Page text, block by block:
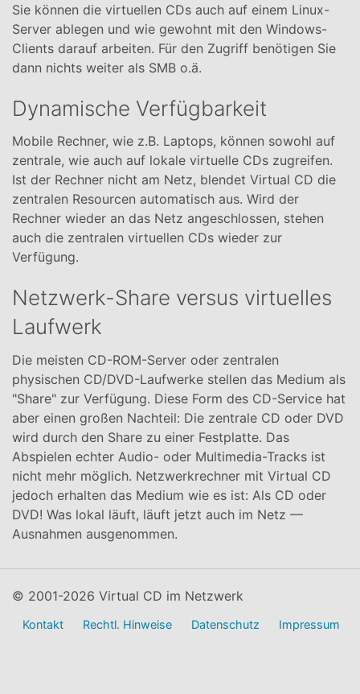
Sie können die virtuellen CDs auch auf einem Linux-
Server ablegen und wie gewohnt mit den Windows-
Clients darauf arbeiten. Für den Zugriff benötigen Sie
dann nichts weiter als SMB o.ä.
Dynamische Verfügbarkeit
Mobile Rechner, wie z.B. Laptops, können sowohl auf
zentrale, wie auch auf lokale virtuelle CDs zugreifen.
Ist der Rechner nicht am Netz, blendet Virtual CD die
zentralen Resourcen automatisch aus. Wird der
Rechner wieder an das Netz angeschlossen, stehen
auch die zentralen virtuellen CDs wieder zur
Verfügung.
Netzwerk-Share versus virtuelles
Laufwerk
Die meisten CD-ROM-Server oder zentralen
physischen CD/DVD-Laufwerke stellen das Medium als
"Share" zur Verfügung. Diese Form des CD-Service hat
aber einen großen Nachteil: Die zentrale CD oder DVD
wird durch den Share zu einer Festplatte. Das
Abspielen echter Audio- oder Multimedia-Tracks ist
nicht mehr möglich. Netzwerkrechner mit Virtual CD
jedoch erhalten das Medium wie es ist: Als CD oder
DVD! Was lokal läuft, läuft jetzt auch im Netz —
Ausnahmen ausgenommen.
© 2001-2026 Virtual CD im Netzwerk
Kontakt Rechtl. Hinweise Datenschutz Impressum